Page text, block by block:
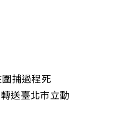
捕過程死
送臺北市立動